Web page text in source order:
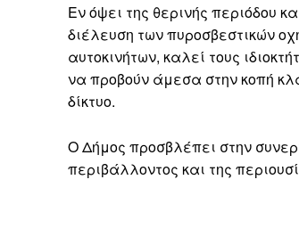
Εν όψει της θερινής περιόδου
διέλευση των πυροσβεστικών
αυτοκινήτων, καλεί τους
να προβούν άμεσα στην κοπή
δίκτυο.
Ο Δήμος προσβλέπει στην
περιβάλλοντος και της